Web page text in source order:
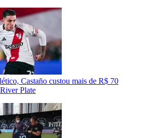
Castaño custou mais de R$ 70
Plate